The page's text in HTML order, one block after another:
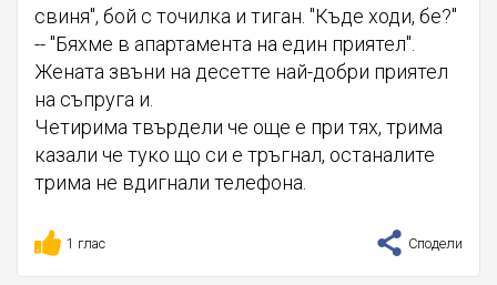
свиня", бой с точилка и тиган. "Къде ходи, бе?"
-- "Бяхме в апартамента на един приятел".
Жената звъни на десетте най-добри приятел
на съпруга и.
Четирима твърдели че още е при тях, трима
казали че туко що си е тръгнал, останалите
трима не вдигнали телефона.
1 глас Сподели